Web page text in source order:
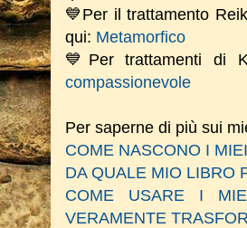
💙Per il trattamento
qui: Metamorfico
💙Per trattamenti di
compassionevole
Per saperne di più sui
COME NASCONO I
DA QUALE MIO LIBRO
COME USARE I
VERAMENTE